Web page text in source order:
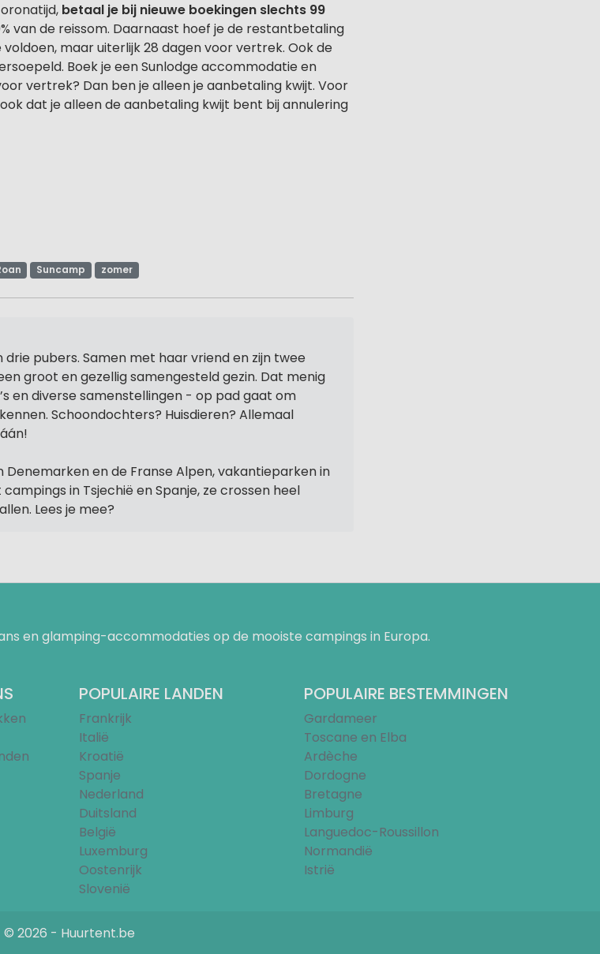
betaal je bij nieuwe boekingen slechts 99
van de reissom. Daarnaast hoef je de restantbetaling
maar uiterlijk 28 dagen voor vertrek. Ook de
Boek je een Sunlodge accommodatie en
vertrek? Dan ben je alleen je aanbetaling kwijt. Voor
dat je alleen de aanbetaling kwijt bent bij annulering
Suncamp zomer
drie pubers. Samen met haar vriend en zijn twee
groot en gezellig samengesteld gezin. Dat menig
en diverse samenstellingen - op pad gaat om
Schoondochters? Huisdieren? Allemaal
Denemarken en de Franse Alpen, vakantieparken in
in Tsjechië en Spanje, ze crossen heel
Lees je mee?
en glamping-accommodaties op de mooiste campings in Europa.
POPULAIRE LANDEN
Frankrijk
Italië
Kroatië
Spanje
Nederland
Duitsland
België
Luxemburg
Oostenrijk
Slovenië
POPULAIRE BESTEMMINGEN
Gardameer
Toscane en Elba
Ardèche
Dordogne
Bretagne
Limburg
Languedoc-Roussillon
Normandië
Istrië
© 2026 - Huurtent.be